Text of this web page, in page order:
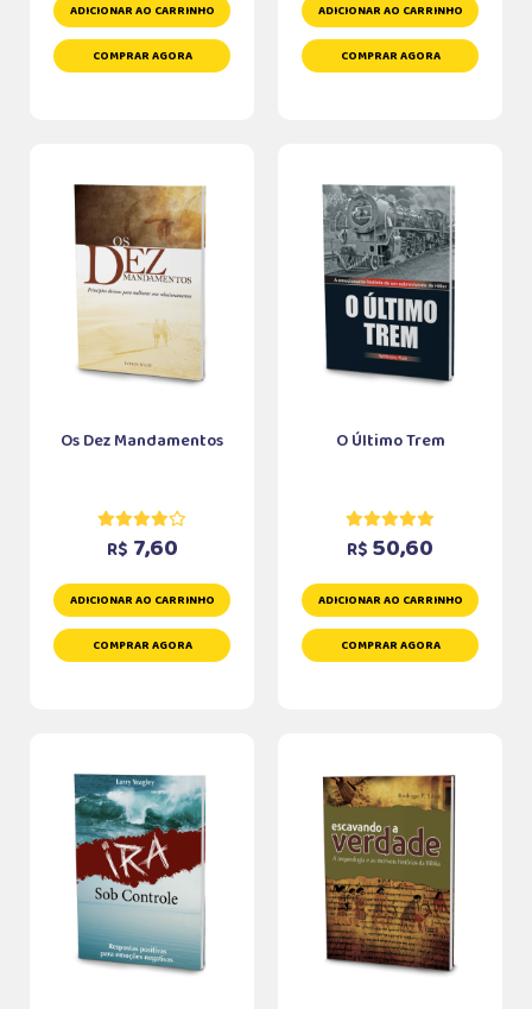
ADICIONAR AO CARRINHO
COMPRAR AGORA
ADICIONAR AO CARRINHO
COMPRAR AGORA
Os Dez Mandamentos
R$ 7,60
ADICIONAR AO CARRINHO
COMPRAR AGORA
O Último Trem
R$ 50,60
ADICIONAR AO CARRINHO
COMPRAR AGORA